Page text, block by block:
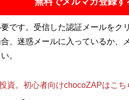
です。受信した認証メールをク
、迷惑メールに入っているか、
。
資。初心者向けchocoZAPはこち